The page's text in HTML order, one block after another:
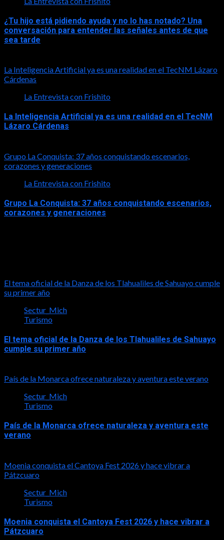
¿Tu hijo está pidiendo ayuda y no lo has notado? Una
conversación para entender las señales antes de que
sea tarde
La Inteligencia Artificial ya es una realidad en el TecNM Lázaro
Cárdenas
La Entrevista con Frishito
La Inteligencia Artificial ya es una realidad en el TecNM
Lázaro Cárdenas
Grupo La Conquista: 37 años conquistando escenarios,
corazones y generaciones
La Entrevista con Frishito
Grupo La Conquista: 37 años conquistando escenarios,
corazones y generaciones
El tema oficial de la Danza de los Tlahualiles de Sahuayo cumple
su primer año
Sectur_Mich
Turismo
El tema oficial de la Danza de los Tlahualiles de Sahuayo
cumple su primer año
País de la Monarca ofrece naturaleza y aventura este verano
Sectur_Mich
Turismo
País de la Monarca ofrece naturaleza y aventura este
verano
Moenia conquista el Cantoya Fest 2026 y hace vibrar a
Pátzcuaro
Sectur_Mich
Turismo
Moenia conquista el Cantoya Fest 2026 y hace vibrar a
Pátzcuaro